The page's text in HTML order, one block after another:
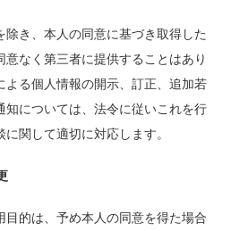
き、本人の同意に基づき取得した
なく第三者に提供することはあり
よる個人情報の開示、訂正、追加若
知については、法令に従いこれを行
関して適切に対応します。
目的は、予め本人の同意を得た場合